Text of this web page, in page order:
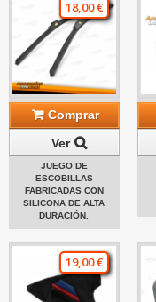
18,00 €
Comprar
Ver
JUEGO DE
ESCOBILLAS
FABRICADAS CON
SILICONA DE ALTA
DURACIÓN.
19,00 €